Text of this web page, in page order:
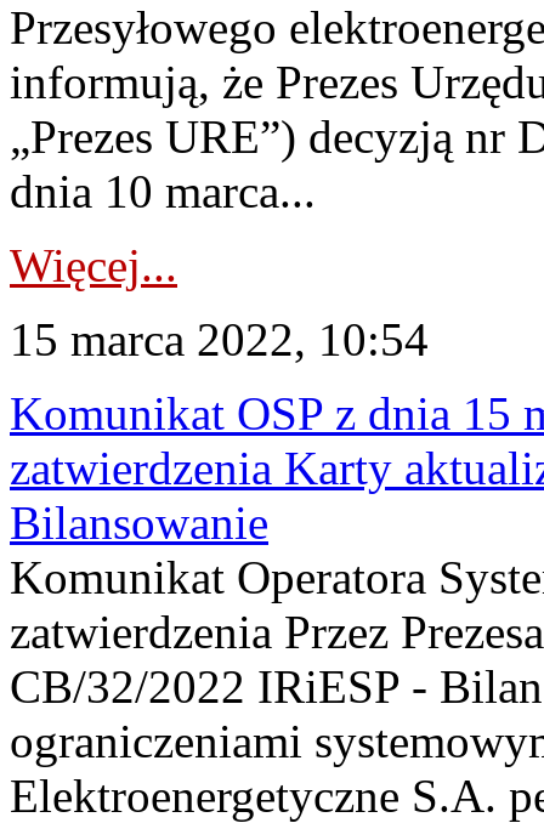
Przesyłowego
informują, że Prezes
„Prezes URE”) decyzją nr
dnia 10 marca...
Więcej...
15 marca 2022, 10:54
Komunikat OSP z dnia 15
zatwierdzenia Karty
Bilansowanie
Komunikat Operatora
zatwierdzenia Przez
CB/32/2022 IRiESP -
ograniczeniami
Elektroenergetyczne S.A.